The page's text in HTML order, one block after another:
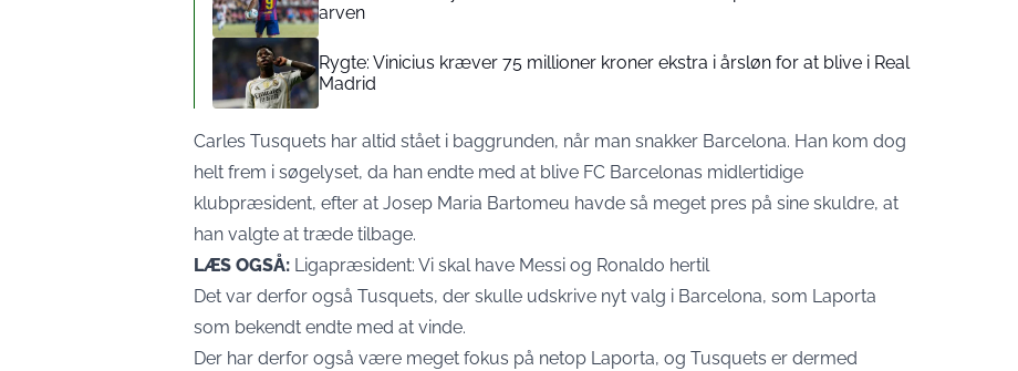
arven
Rygte: Vinicius kræver 75 millioner kroner ekstra i årsløn for at blive i Real
Madrid
Carles Tusquets har altid stået i baggrunden, når man snakker Barcelona. Han kom dog
helt frem i søgelyset, da han endte med at blive FC Barcelonas midlertidige
klubpræsident, efter at Josep Maria Bartomeu havde så meget pres på sine skuldre, at
han valgte at træde tilbage.
LÆS OGSÅ: Ligapræsident: Vi skal have Messi og Ronaldo hertil
Det var derfor også Tusquets, der skulle udskrive nyt valg i Barcelona, som Laporta
som bekendt endte med at vinde.
Der har derfor også være meget fokus på netop Laporta, og Tusquets er dermed